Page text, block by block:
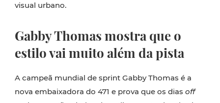
visual urbano.
Gabby Thomas mostra que o
estilo vai muito além da pista
A campeã mundial de sprint Gabby Thomas é a
nova embaixadora do 471 e prova que os dias off